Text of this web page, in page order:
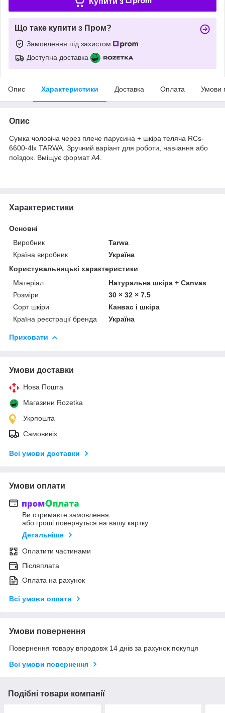
Що таке купити з Пром?
Замовлення під захистом
Доступна доставка
Опис Характеристики Доставка Оплата Умови
Опис
Сумка чоловіча через плече парусина + шкіра теляча RCs-
6600-4lx TARWA. Зручний варіант для роботи, навчання або
поїздок. Вміщує формат А4.
Характеристики
Основні
Виробник
Tarwa
Країна виробник
Україна
Користувальницькі характеристики
Матеріал
Натуральна шкіра + Canvas
Розміри
30 × 32 × 7.5
Сорт шкіри
Канвас і шкіра
Країна реєстрації бренда
Україна
Приховати
Умови доставки
Нова Пошта
Магазини Rozetka
Укрпошта
Самовивіз
Всі умови доставки
Умови оплати
Ви отримаєте замовлення
або гроші повернуться на вашу картку
Детальніше
Оплатити частинами
Післяплата
Оплата на рахунок
Всі умови оплати
Умови повернення
Повернення товару впродовж 14 днів за рахунок покупця
Всі умови повернення
Подібні товари компанії